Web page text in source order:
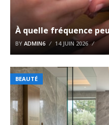
À quelle fréquence
BY ADMIN6 14 JUIN 2026
BEAUTÉ